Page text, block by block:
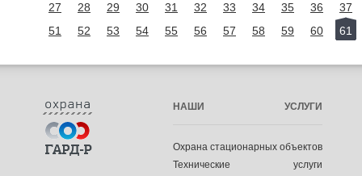
27
28 29 30 31 32 33 34 35 36
37
51
52 53 54 55 56 57 58 59 60 61
НАШИ УСЛУГИ
Охрана стационарных объектов
Технические услуги